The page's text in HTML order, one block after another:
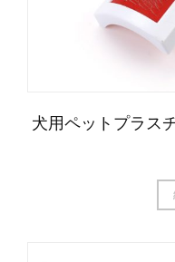
犬用ペットプラス